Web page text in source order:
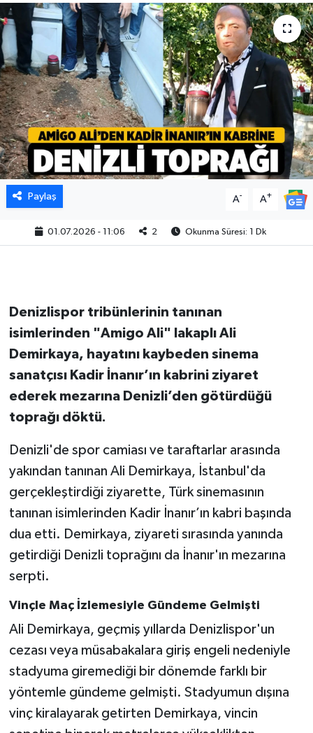
Paylaş A- A+
01.07.2026 - 11:06 2 Okunma Süresi: 1 Dk
Denizlispor tribünlerinin tanınan
isimlerinden "Amigo Ali" lakaplı Ali
Demirkaya, hayatını kaybeden sinema
sanatçısı Kadir İnanır’ın kabrini ziyaret
ederek mezarına Denizli’den götürdüğü
toprağı döktü.
Denizli'de spor camiası ve taraftarlar arasında
yakından tanınan Ali Demirkaya, İstanbul'da
gerçekleştirdiği ziyarette, Türk sinemasının
tanınan isimlerinden Kadir İnanır’ın kabri başında
dua etti. Demirkaya, ziyareti sırasında yanında
getirdiği Denizli toprağını da İnanır'ın mezarına
serpti.
Vinçle Maç İzlemesiyle Gündeme Gelmişti
Ali Demirkaya, geçmiş yıllarda Denizlispor'un
cezası veya müsabakalara giriş engeli nedeniyle
stadyuma giremediği bir dönemde farklı bir
yöntemle gündeme gelmişti. Stadyumun dışına
vinç kiralayarak getirten Demirkaya, vincin